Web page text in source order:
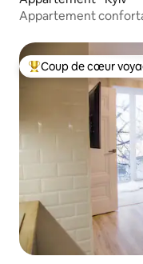
Appartement
Coups de cœur
Coup de cœur